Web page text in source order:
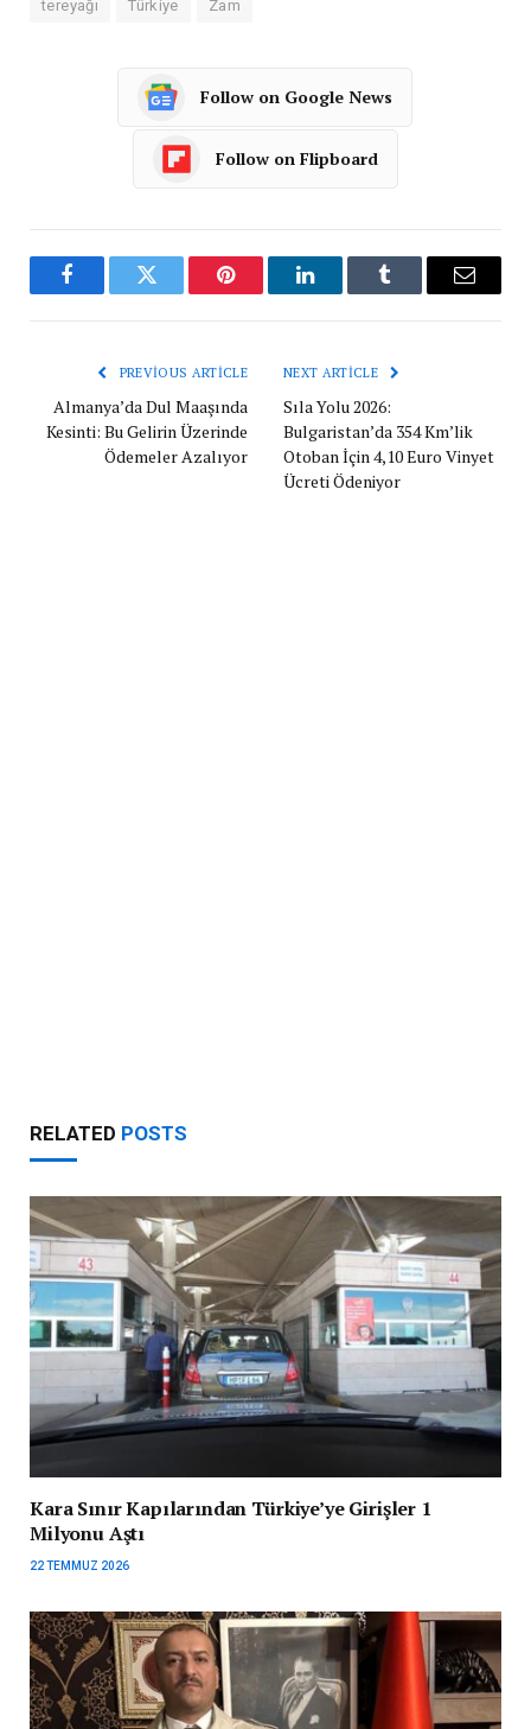
tereyağı Türkiye Zam
Follow on Google News
Follow on Flipboard
FacebookTwitter Pinterest LinkedInTumblr Email
PREVIOUS ARTICLE
Almanya’da Dul Maaşında
Kesinti: Bu Gelirin Üzerinde
Ödemeler Azalıyor
NEXT ARTICLE
Sıla Yolu 2026:
Bulgaristan’da 354 Km’lik
Otoban İçin 4,10 Euro Vinyet
Ücreti Ödeniyor
RELATED POSTS
Kara Sınır Kapılarından Türkiye’ye Girişler 1
Milyonu Aştı
22 TEMMUZ 2026